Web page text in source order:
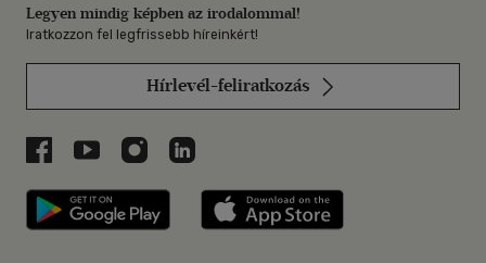
Legyen mindig képben az irodalommal!
Iratkozzon fel legfrissebb híreinkért!
Hírlevél-feliratkozás
Libri a Facebookon
Libri a Youtube-on
Libri az Instagramon
Libri a LinkedInen
Libri applikáció Szerezd meg: Google